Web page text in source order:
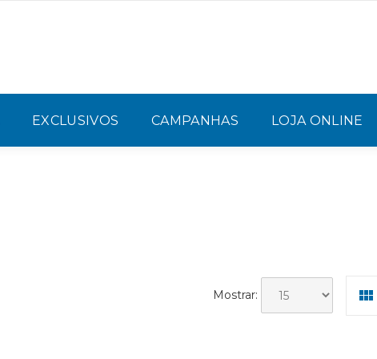
EXCLUSIVOS CAMPANHAS LOJA ONLINE
Mostrar: